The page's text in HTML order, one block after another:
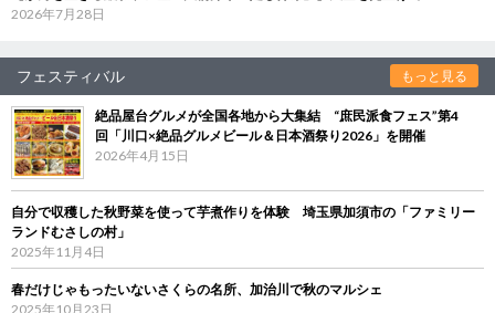
2026年7月28日
フェスティバル もっと見る
絶品屋台グルメが全国各地から大集結 “庶民派食フェス”第4
回「川口×絶品グルメビール＆日本酒祭り2026」を開催
2026年4月15日
自分で収穫した秋野菜を使って芋煮作りを体験 埼玉県加須市の「ファミリー
ランドむさしの村」
2025年11月4日
春だけじゃもったいないさくらの名所、加治川で秋のマルシェ
2025年10月23日